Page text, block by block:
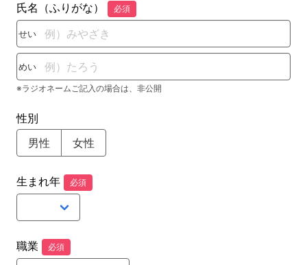
氏名（ふりがな） 必須
せい
めい
※ラジオネームご記入の場合は、非公開
性別
男性
女性
生まれ年 必須
職業 必須